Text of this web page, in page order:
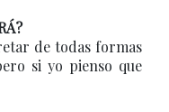
de todas formas
si yo pienso que